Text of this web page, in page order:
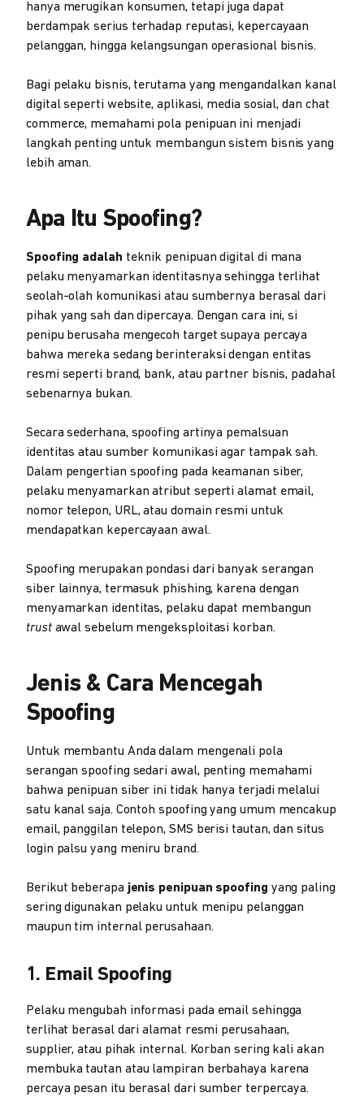
hanya merugikan konsumen, tetapi juga dapat
berdampak serius terhadap reputasi, kepercayaan
pelanggan, hingga kelangsungan operasional bisnis.
Bagi pelaku bisnis, terutama yang mengandalkan kanal
digital seperti website, aplikasi, media sosial, dan chat
commerce, memahami pola penipuan ini menjadi
langkah penting untuk membangun sistem bisnis yang
lebih aman.
Apa Itu Spoofing?
Spoofing adalah teknik penipuan digital di mana
pelaku menyamarkan identitasnya sehingga terlihat
seolah-olah komunikasi atau sumbernya berasal dari
pihak yang sah dan dipercaya. Dengan cara ini, si
penipu berusaha mengecoh target supaya percaya
bahwa mereka sedang berinteraksi dengan entitas
resmi seperti brand, bank, atau partner bisnis, padahal
sebenarnya bukan.
Secara sederhana, spoofing artinya pemalsuan
identitas atau sumber komunikasi agar tampak sah.
Dalam pengertian spoofing pada keamanan siber,
pelaku menyamarkan atribut seperti alamat email,
nomor telepon, URL, atau domain resmi untuk
mendapatkan kepercayaan awal.
Spoofing merupakan pondasi dari banyak serangan
siber lainnya, termasuk phishing, karena dengan
menyamarkan identitas, pelaku dapat membangun
trustawal sebelum mengeksploitasi korban.
Jenis & Cara Mencegah
Spoofing
Untuk membantu Anda dalam mengenali pola
serangan spoofing sedari awal, penting memahami
bahwa penipuan siber ini tidak hanya terjadi melalui
satu kanal saja. Contoh spoofing yang umum mencakup
email, panggilan telepon, SMS berisi tautan, dan situs
login palsu yang meniru brand.
Berikut beberapa jenis penipuan spoofing yang paling
sering digunakan pelaku untuk menipu pelanggan
maupun tim internal perusahaan.
1. Email Spoofing
Pelaku mengubah informasi pada email sehingga
terlihat berasal dari alamat resmi perusahaan,
supplier, atau pihak internal. Korban sering kali akan
membuka tautan atau lampiran berbahaya karena
percaya pesan itu berasal dari sumber terpercaya.